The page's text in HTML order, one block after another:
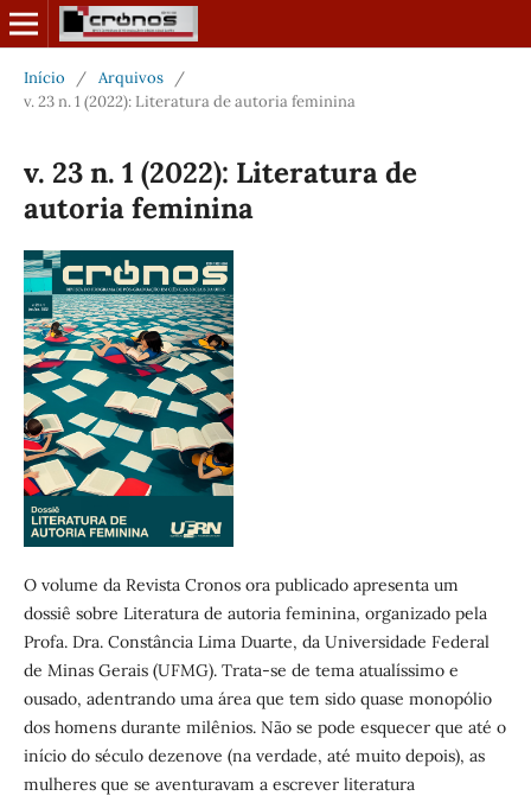
Início / Arquivos
/
v. 23 n. 1 (2022): Literatura de autoria feminina
v. 23 n. 1 (2022): Literatura de
autoria feminina
O volume da Revista Cronos ora publicado apresenta um
dossiê sobre Literatura de autoria feminina, organizado pela
Profa. Dra. Constância Lima Duarte, da Universidade Federal
de Minas Gerais (UFMG). Trata-se de tema atualíssimo e
ousado, adentrando uma área que tem sido quase monopólio
dos homens durante milênios. Não se pode esquecer que até o
início do século dezenove (na verdade, até muito depois), as
mulheres que se aventuravam a escrever literatura